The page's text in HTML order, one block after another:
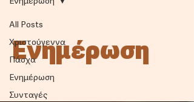
All Posts
Χριστούγεννα
Πάσχα
Ενημέρωση
Συνταγές
Ενημέρωση